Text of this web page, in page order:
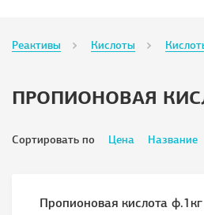
Реактивы Кислоты
ПРОПИОНОВАЯ
Сортировать по Цена Название
Пропионовая кислота